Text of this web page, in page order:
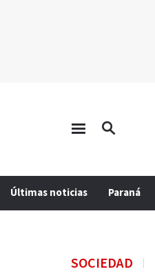
Últimas noticias Paraná
SOCIEDAD